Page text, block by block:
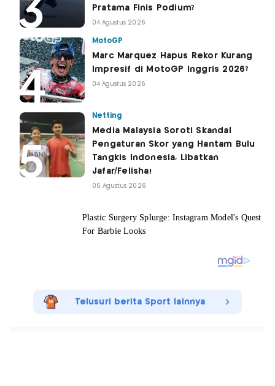
Pratama Finis Podium?
04 Agustus 2026
MotoGP
Marc Marquez Hapus Rekor Kurang
Impresif di MotoGP Inggris 2026?
04 Agustus 2026
Netting
Media Malaysia Soroti Skandal
Pengaturan Skor yang Hantam Bulu
Tangkis Indonesia, Libatkan
Jafar/Felisha!
05 Agustus 2026
Telusuri berita Sport lainnya